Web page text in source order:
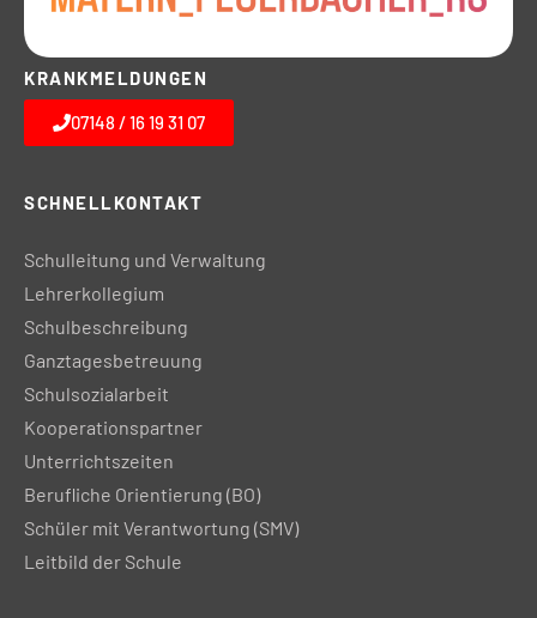
KRANKMELDUNGEN
07148 / 16 19 31 07
SCHNELLKONTAKT
Schulleitung und Verwaltung
Lehrerkollegium
Schulbeschreibung
Ganztagesbetreuung
Schulsozialarbeit
Kooperationspartner
Unterrichtszeiten
Berufliche Orientierung (BO)
Schüler mit Verantwortung (SMV)
Leitbild der Schule